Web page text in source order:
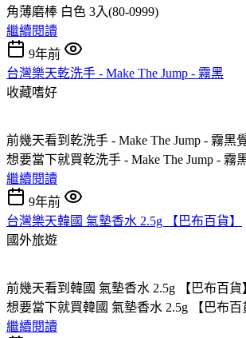
角薄磨棒 白色 3入(80-0999)
繼續閱讀
9年前
台灣樂天乾洗手 - Make The Jump - 霧黑
收藏嗜好
前幾天看到乾洗手 - Make The Jump - 霧黑
想要當下就買乾洗手 - Make The Jump - 霧
繼續閱讀
9年前
台灣樂天韓國 氣墊香水 2.5g 【巴布百貨】
國外旅遊
前幾天看到韓國 氣墊香水 2.5g 【巴布百
想要當下就買韓國 氣墊香水 2.5g 【巴布百
繼續閱讀